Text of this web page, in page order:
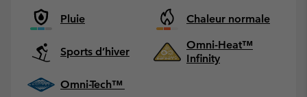
Pluie Chaleur normale
Sports d’hiver
Omni-Heat™
Infinity
Omni-Tech™